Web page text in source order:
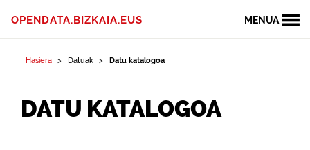
MENUA
OPENDATA.BIZKAIA.EUS
Hasiera Datuak Datu katalogoa
DATU KATALOGOA